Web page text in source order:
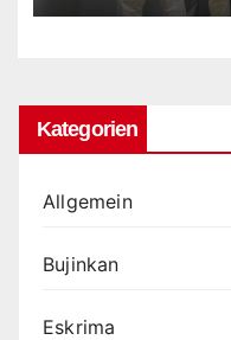
Kategorien
Allgemein
Bujinkan
Eskrima